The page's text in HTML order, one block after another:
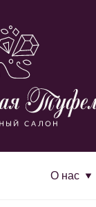
О нас